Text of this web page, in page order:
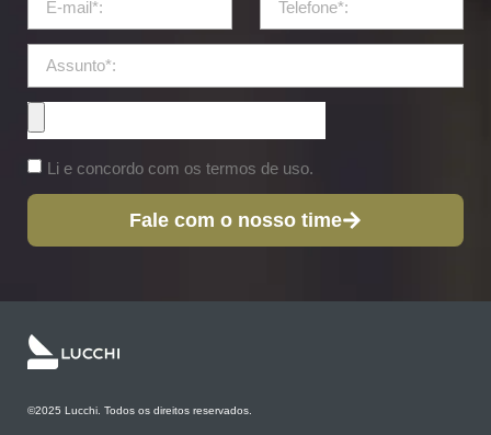
Li e concordo com os termos de uso.
Fale com o nosso time
©2025 Lucchi. Todos os direitos reservados.